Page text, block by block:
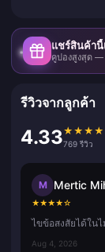
แชร์สินค้านี้
คูป
รีวิวจากลูกค้า
4.33★ ★ ★ ★
769 รีวิว
M Mertic
★★★★☆
ไขข้อสงสัยได้ใน
Aug 4, 2026